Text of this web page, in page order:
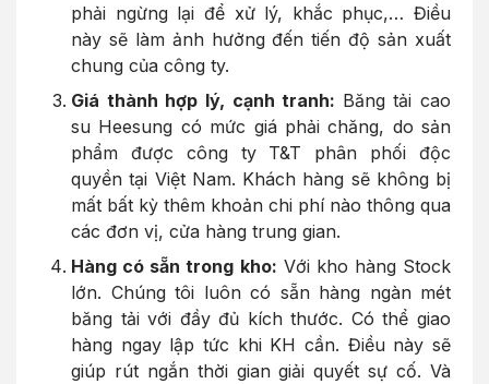
phải ngừng lại để xử lý, khắc phục,… Điều
này sẽ làm ảnh hưởng đến tiến độ sản xuất
chung của công ty.
Giá thành hợp lý, cạnh tranh: Băng tải cao
su Heesung có mức giá phải chăng, do sản
phẩm được công ty T&T phân phối độc
quyền tại Việt Nam. Khách hàng sẽ không bị
mất bất kỳ thêm khoản chi phí nào thông qua
các đơn vị, cửa hàng trung gian.
Hàng có sẵn trong kho: Với kho hàng Stock
lớn. Chúng tôi luôn có sẵn hàng ngàn mét
băng tải với đầy đủ kích thước. Có thể giao
hàng ngay lập tức khi KH cần. Điều này sẽ
giúp rút ngắn thời gian giải quyết sự cố. Và